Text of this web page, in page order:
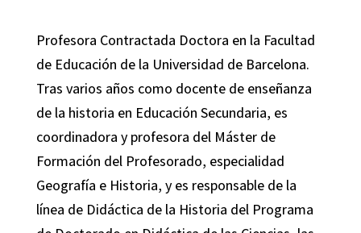
Profesora Contractada Doctora en la Facultad
de Educación de la Universidad de Barcelona.
Tras varios años como docente de enseñanza
de la historia en Educación Secundaria, es
coordinadora y profesora del Máster de
Formación del Profesorado, especialidad
Geografía e Historia, y es responsable de la
línea de Didáctica de la Historia del Programa